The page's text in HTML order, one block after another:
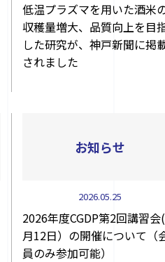
低温プラズマを用いた酒米
収穫量増大、品質向上を目
した研究が、神戸新聞に掲
されました
お知らせ
2026.05.25
2026年度CGDP第2回講習会
月12日）の開催について（
員のみ参加可能）